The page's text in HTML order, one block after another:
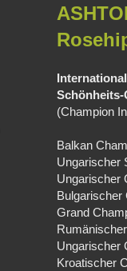
Schönheits-
(Champion
Balkan
Ungarischer
Ungarischer
Bulgarischer
Grand
Ungarischer
Kroatischer